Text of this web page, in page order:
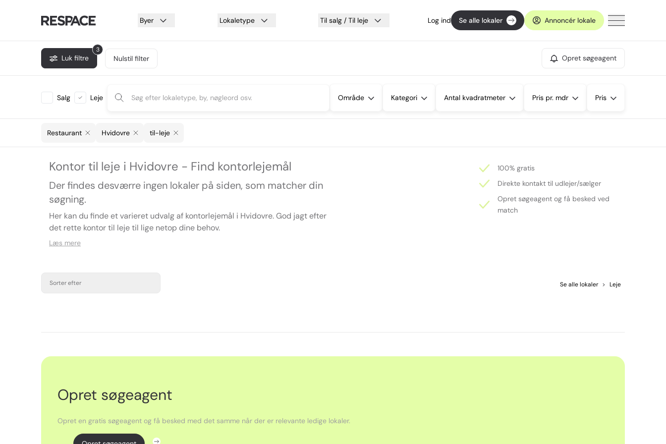
Byer Lokaletype Til salg / Til leje Log ind Se alle lokaler Annoncér lokale
3
Luk filtre Nulstil filter Opret søgeagent
Salg Leje Område Kategori Antal kvadratmeter Pris pr. mdr Pris
Restaurant Hvidovre til-leje
Kontor til leje i Hvidovre - Find kontorlejemål
Der findes desværre ingen lokaler på siden, som matcher din
søgning.
Her kan du finde et varieret udvalg af kontorlejemål i Hvidovre. God jagt efter
det rette kontor til leje til lige netop dine behov.
Læs mere
100% gratis
Direkte kontakt til udlejer/sælger
Opret søgeagent og få besked ved
match
Sorter efter Se alle lokaler > Leje
Opret søgeagent
Opret en gratis søgeagent og få besked med det samme når der er relevante ledige lokaler.